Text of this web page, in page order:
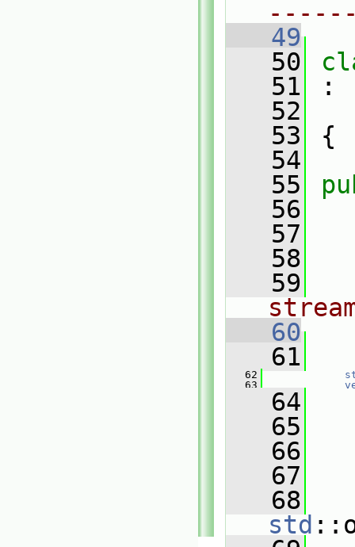
   49
   50
   51
:
   52
   53
{
   54
   55
   56
   57
   58
   59
   60
   61
   62
   63
   64
   65
   66
   67
   68
std